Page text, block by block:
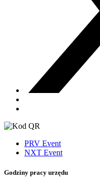
PRV Event
NXT Event
Godziny pracy urzędu